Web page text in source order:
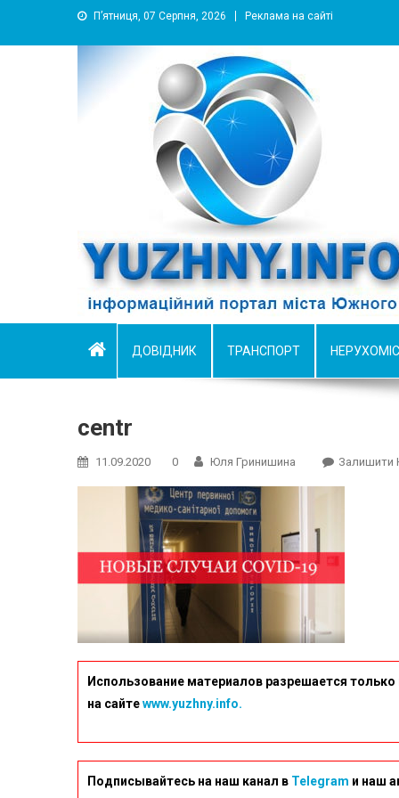
П’ятниця, 07 Серпня, 2026 Реклама на сайті
YUZHNY.INFO
информационный портал города Южный
ДОВІДНИК ТРАНСПОРТ
centr
11.09.2020 0 Юля Гринишина Залишити
Использование материалов разрешается
на сайтеwww.yuzhny.info.
Подписывайтесь на наш канал в Telegram и наш